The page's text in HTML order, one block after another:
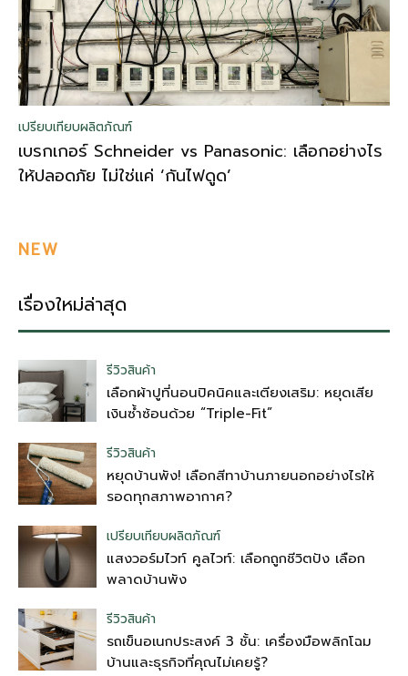
เปรียบเทียบผลิตภัณฑ์
เบรกเกอร์ Schneider vs Panasonic: เลือกอย่างไร
ให้ปลอดภัย ไม่ใช่แค่ ‘กันไฟดูด’
NEW
เรื่องใหม่ล่าสุด
รีวิวสินค้า
เลือกผ้าปูที่นอนปิคนิคและเตียงเสริม: หยุดเสีย
เงินซ้ำซ้อนด้วย “Triple-Fit”
รีวิวสินค้า
หยุดบ้านพัง! เลือกสีทาบ้านภายนอกอย่างไรให้
รอดทุกสภาพอากาศ?
เปรียบเทียบผลิตภัณฑ์
แสงวอร์มไวท์ คูลไวท์: เลือกถูกชีวิตปัง เลือก
พลาดบ้านพัง
รีวิวสินค้า
รถเข็นอเนกประสงค์ 3 ชั้น: เครื่องมือพลิกโฉม
บ้านและธุรกิจที่คุณไม่เคยรู้?